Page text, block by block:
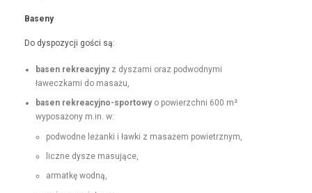
Base­ny
Do dys­pozy­cji goś­ci są:
basen rekrea­cyjnyz dysza­mi oraz pod­wod­ny­mi
ławeczka­mi do masażu,
basen rekrea­cyjno-sportowyo powierzch­ni 600 m²
wyposażony m.in. w:
pod­wodne leżan­ki i ław­ki z masażem powietrznym,
liczne dysze masujące,
armatkę wod­ną,